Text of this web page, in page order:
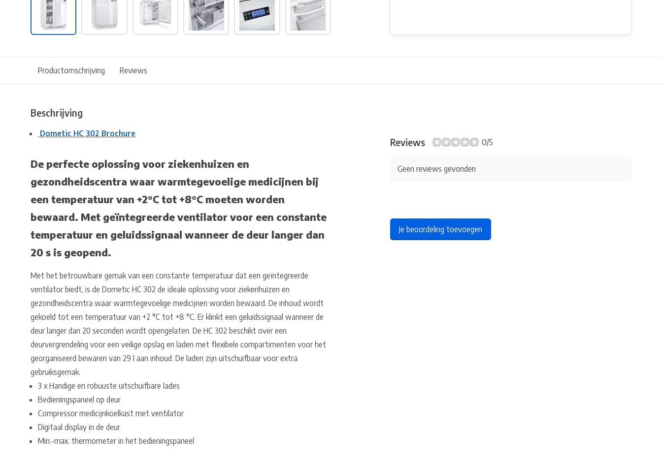
Productomschrijving Reviews
Beschrijving
Dometic HC 302 Brochure
De perfecte oplossing voor ziekenhuizen en
gezondheidscentra waar warmtegevoelige medicijnen bij
een temperatuur van +2°C tot +8°C moeten worden
bewaard. Met geïntegreerde ventilator voor een constante
temperatuur en geluidssignaal wanneer de deur langer dan
20 s is geopend.
Met het betrouwbare gemak van een constante temperatuur dat een geïntegreerde
ventilator biedt, is de Dometic HC 302 de ideale oplossing voor ziekenhuizen en
gezondheidscentra waar warmtegevoelige medicijnen worden bewaard. De inhoud wordt
gekoeld tot een temperatuur van +2 °C tot +8 °C. Er klinkt een geluidssignaal wanneer de
deur langer dan 20 seconden wordt opengelaten. De HC 302 beschikt over een
deurvergrendeling voor een veilige opslag en laden met flexibele compartimenten voor het
georganiseerd bewaren van 29 l aan inhoud. De laden zijn uitschuifbaar voor extra
gebruiksgemak.
3 x Handige en robuuste uitschuifbare lades
Bedieningspaneel op deur
Compressor medicijnkoelkast met ventilator
Digitaal display in de deur
Min.-max. thermometer in het bedieningspaneel
Reviews 0/5
Geen reviews gevonden
Je beoordeling toevoegen